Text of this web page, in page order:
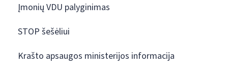
Įmonių VDU palyginimas
STOP šešėliui
Krašto apsaugos ministerijos informacija